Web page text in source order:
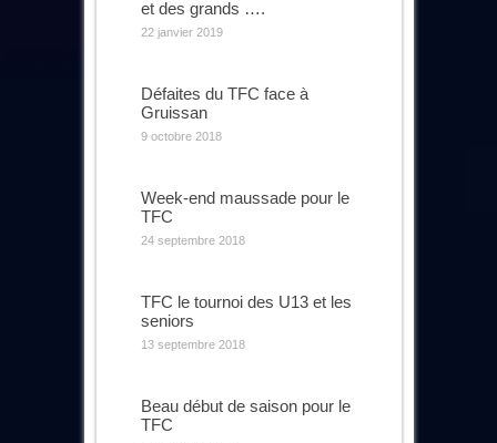
et des grands ….
22 janvier 2019
Défaites du TFC face à
Gruissan
9 octobre 2018
Week-end maussade pour le
TFC
24 septembre 2018
TFC le tournoi des U13 et les
seniors
13 septembre 2018
Beau début de saison pour le
TFC